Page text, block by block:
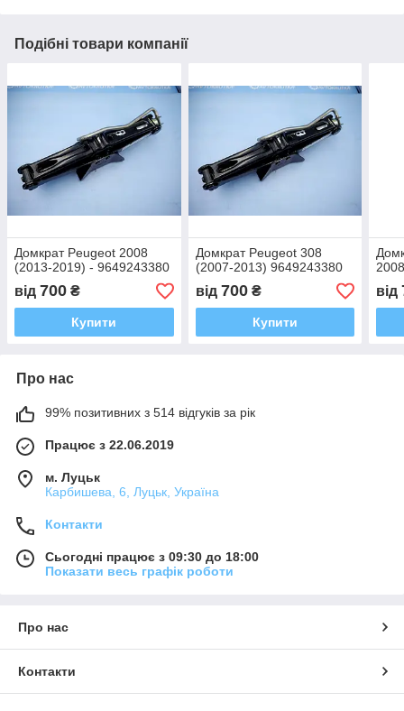
Подібні товари компанії
Домкрат Peugeot 2008
(2013-2019) - 9649243380
від 700 ₴
Купити
Домкрат Peugeot 308
(2007-2013) 9649243380
від 700₴
Купити
від
Про нас
99% позитивних з 514 відгуків за рік
Працює з 22.06.2019
м. Луцьк
Карбишева, 6, Луцьк, Україна
Контакти
Сьогодні працює з 09:30 до 18:00
Показати весь графік роботи
Про нас
Контакти